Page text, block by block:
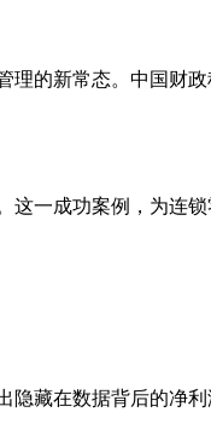
的新常态。中国财
一成功案例，为连
藏在数据背后的净